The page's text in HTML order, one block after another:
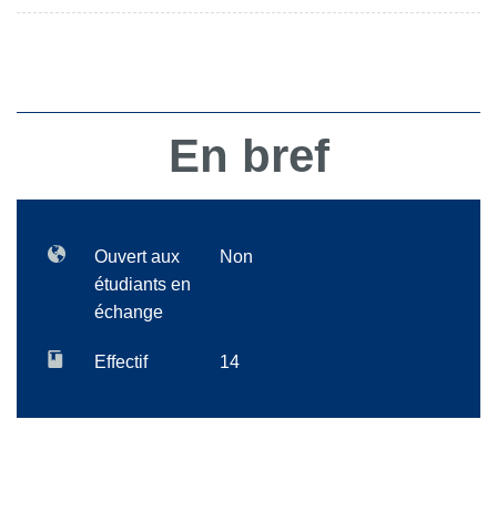
En bref
Ouvert aux
étudiants en
échange
Non
Effectif 14